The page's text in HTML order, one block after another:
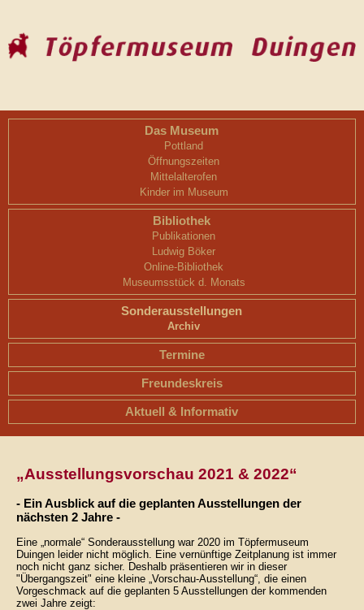
Das Museum
Pottland
Öffnungszeiten
Mittelalterofen
Kinder im Museum
Bibliothek
Publikationen
Ludwig Böker
Online-Bibliothek
Museumsstück d. Monats
Sonderausstellungen
Archiv
Termine
Freundeskreis
Aktuell & Informativ
„Ausstellungsvorschau 2021 & 2022“
- Ein Ausblick auf die geplanten Ausstellungen der
nächsten 2 Jahre -
Eine „normale“ Sonderausstellung war 2020 im Töpfermuseum
Duingen leider nicht möglich. Eine vernünftige Zeitplanung ist immer
noch nicht ganz sicher. Deshalb präsentieren wir in dieser
"Übergangszeit" eine kleine „Vorschau-Ausstellung“, die einen
Vorgeschmack auf die geplanten 5 Ausstellungen der kommenden
zwei Jahre zeigt: